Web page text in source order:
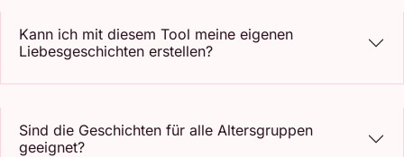
Kann ich mit diesem Tool meine eigenen
Liebesgeschichten erstellen?
Sind die Geschichten für alle Altersgruppen
geeignet?